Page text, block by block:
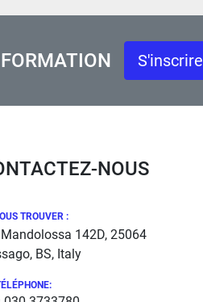
S'inscrire
NOUS
TROUVER :
142D, 25064
BS, Italy
: